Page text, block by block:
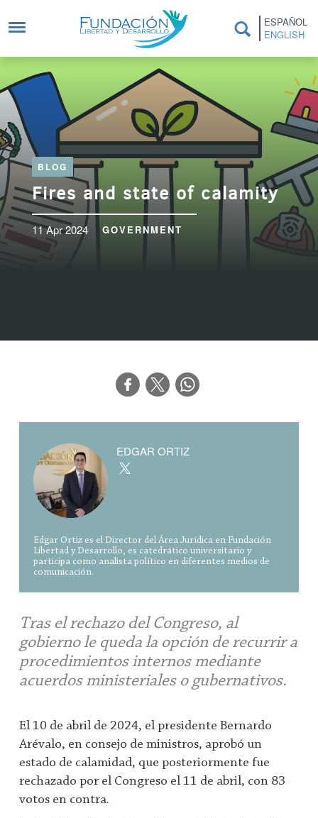
ESPAÑOL
ENGLISH
BLOG
Fires and state of calamity
11 Apr 2024 GOVERNMENT
Tras el rechazo del Congreso, al
gobierno le queda la opción de recurrir a
procedimientos internos mediante
acuerdos ministeriales o gubernativos.
El 10 de abril de 2024, el presidente Bernardo
Arévalo, en consejo de ministros, aprobó un
estado de calamidad, que posteriormente fue
rechazado por el Congreso el 11 de abril, con 83
votos en contra.
EDGAR ORTIZ
Edgar Ortiz es el Director del Área Jurídica en Fundación
Libertad y Desarrollo, es catedrático universitario y
participa como analista político en diferentes medios de
comunicación.